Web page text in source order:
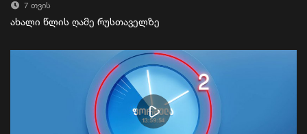
7 თვის
ახალი წლის ღამე რუსთაველზე